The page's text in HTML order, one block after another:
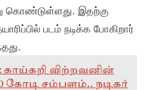
கொண்டுள்ளது. இதற்கு
படம் நடிக்க போகிறார்
காய்கறி விற்றவனின்
கோடி சம்பளம்.. நடிகர்